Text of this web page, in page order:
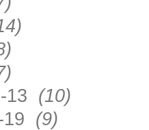
13 (10)
19 (9)